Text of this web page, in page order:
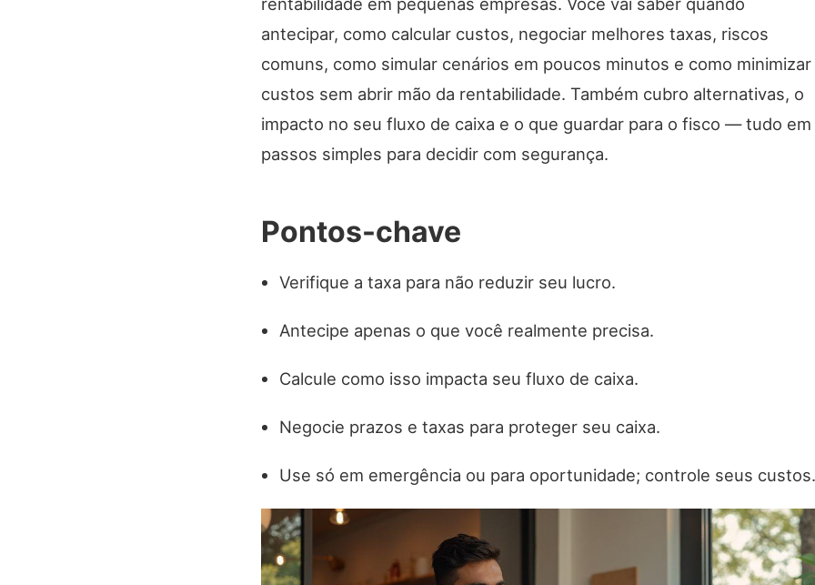
rentabilidade em pequenas empresas. Você vai saber quando
antecipar, como calcular custos, negociar melhores taxas, riscos
comuns, como simular cenários em poucos minutos e como minimizar
custos sem abrir mão da rentabilidade. Também cubro alternativas, o
impacto no seu fluxo de caixa e o que guardar para o fisco — tudo em
passos simples para decidir com segurança.
Pontos-chave
Verifique a taxa para não reduzir seu lucro.
Antecipe apenas o que você realmente precisa.
Calcule como isso impacta seu fluxo de caixa.
Negocie prazos e taxas para proteger seu caixa.
Use só em emergência ou para oportunidade; controle seus custos.